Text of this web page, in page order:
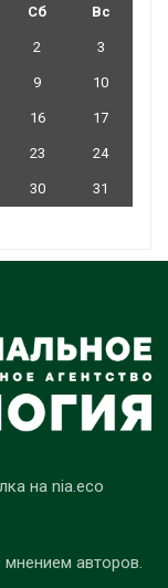
Сб Вс
2 3
9 10
16 17
23 24
30
31
на nia.eco
авторов.